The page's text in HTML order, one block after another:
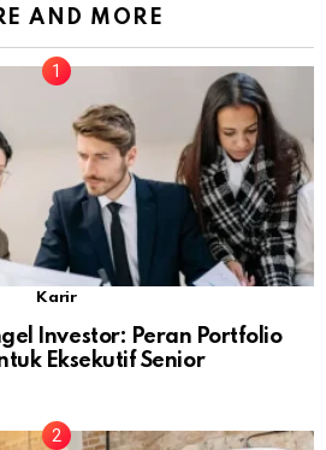
AND MORE
Karir
Investor: Peran Portfolio
Eksekutif Senior